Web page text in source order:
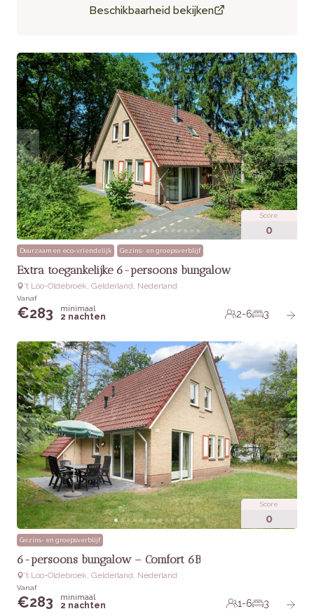
Beschikbaarheid bekijken
Score
0
Duurzaam en eco-vriendelijk Gezins- en groepsverblijf
Extra toegankelijke 6-persoons bungalow
‘t Loo-Oldebroek, Gelderland, Nederland
Vanaf
€283
minimaal
2 nachten
2-6 3
Score
0
Gezins- en groepsverblijf
6-persoons bungalow – Comfort 6B
‘t Loo-Oldebroek, Gelderland, Nederland
Vanaf
€283
minimaal
2 nachten
1-6 3